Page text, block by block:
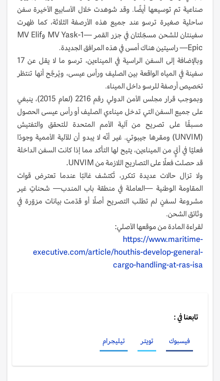
صناعية تم توسيعها أيضًا. وقد شوهدت خلال الأسابيع الأخيرة سفن
ساحلية صغيرة ترسو عند جميع هذه الأرصفة الثلاثة، كما ظهرت
سفينتان للشحن مسجّلتان في جزر القمر —MV Yask-1 وMV Elif
Epic— راسيتين هناك أمس في هذه المرافق الجديدة.
وبالإضافة إلى السفن الراسية في الميناءين، ترسو ما لا يقل عن 17
سفينة في المياه الواقعة بين الصليف ورأس عيسى، ويُرجَّح أنها تنتظر
تخصيص أرصفة للرسو داخل الميناء.
وبموجب قرار مجلس الأمن الدولي رقم 2216 (لعام 2015)، ينبغي
على جميع السفن التي تدخل ميناءي الصليف أو رأس عيسى الحصول
مسبقًا على تصريح من آلية الأمم المتحدة للتحقق والتفتيش
(UNVIM) ومقرها جيبوتي. غير أنّه لا يبدو أن للآلية الأممية وجودًا
فعليًا في أيٍّ من الميناءين، يتيح لها التأكد مما إذا كانت السفن الداخلة
قد حصلت فعلًا على التصاريح اللازمة من UNVIM.
ولا تزال حالات عديدة تتكرر، تُكتشف غالبًا عندما تعترض قوات
المقاومة الوطنية —العاملة في منطقة باب المندب— شحناتٍ غير
مشروعة لسفنٍ لم تطلب التصريح أصلًا أو قدّمت بيانات مزوّرة في
وثائق الشحن.
لقراءة المادة من موقعها الأصلي:
https://www.maritime-
executive.com/article/houthis-develop-general-
cargo-handling-at-ras-isa
تابعنا في :
فيسبوك تويتر تيليجرام